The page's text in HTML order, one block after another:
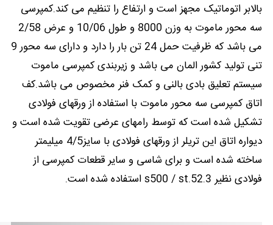
بالابر اتوماتیک مجهز است و ارتفاع را تنظیم می کند.کمپرسی
سه محور ماموت به وزن 8000 و طول 10/06 و عرض 2/58
می باشد که ظرفیت حمل 24 تن بار را دارد و دارای سه محور 9
تنی تولید کشور المان می باشد و زیربندی کمپرسی ماموت
سیستم تعلیق بادی بالنی و کمک فنر مخصوص می باشد.کف
اتاق کمپرسی سه محور ماموت با استفاده از ورقهای فولادی
تشکیل شده است که توسط رامهای عرضی تقویت شده است و
دیواره اتاق این تریلر از ورقهای فولادی با سایز4/5 میلیمتر
ساخته شده است و برای شاسی و سایر قطعات کمپرسی از
فولادی نظیر s500 / st.52.3 استفاده شده است.